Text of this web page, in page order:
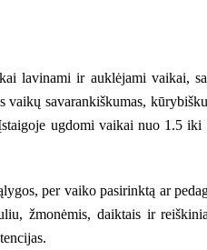
lavinami ir auklėjami vaikai,
savarankiškumas,
ugdomi vaikai nuo 1.5 iki
per vaiko pasirinktą ar
žmonėmis, daiktais ir